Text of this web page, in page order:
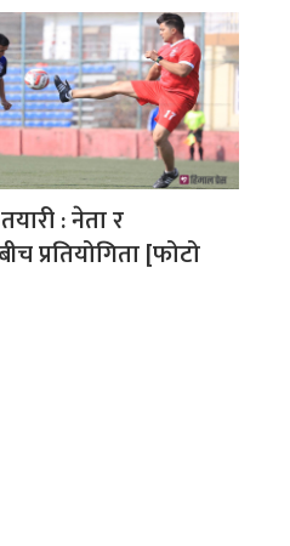
: नेता र
प्रतियोगिता [फोटो